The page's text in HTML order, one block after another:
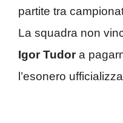
partite tra
La squadra non
Igor Tudora
l’esonero